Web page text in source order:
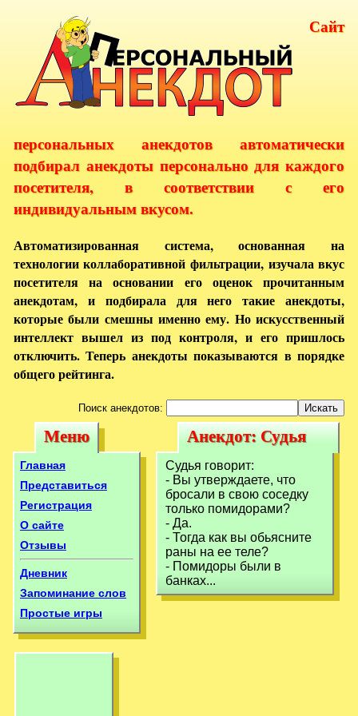
Сайт
персональных анекдотов автоматически
подбирал анекдоты персонально для каждого
посетителя, в соответствии с его
индивидуальным вкусом.
Автоматизированная система, основанная на
технологии коллаборативной фильтрации, изучала вкус
посетителя на основании его оценок прочитанным
анекдотам, и подбирала для него такие анекдоты,
которые были смешны именно ему. Но искусственный
интеллект вышел из под контроля, и его пришлось
отключить. Теперь анекдоты показываются в порядке
общего рейтинга.
Поиск анекдотов:
Меню
Меню
Главная
Представиться
Регистрация
О сайте
Отзывы
Дневник
Запоминание слов
Простые игры
Анекдот: Судья
говорит:- Вы
утверждаете, что
бросали
Анекдот: Судья
говорит:- Вы
утверждаете, что
бросали
Судья говорит:
- Вы утверждаете, что
бросали в свою соседку
только помидорами?
- Да.
- Тогда как вы обьясните
раны на ее теле?
- Помидоры были в
банках...